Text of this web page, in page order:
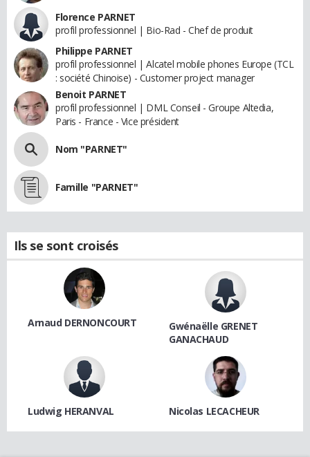
Florence PARNET
profil professionnel | Bio-Rad - Chef de produit
Philippe PARNET
profil professionnel | Alcatel mobile phones Europe (TCL
: société Chinoise) - Customer project manager
Benoit PARNET
profil professionnel | DML Conseil - Groupe Altedia,
Paris - France - Vice président
Nom "PARNET"
Famille "PARNET"
Ils se sont croisés
Arnaud DERNONCOURT
Gwénaëlle GRENET
GANACHAUD
Ludwig HERANVAL Nicolas LECACHEUR